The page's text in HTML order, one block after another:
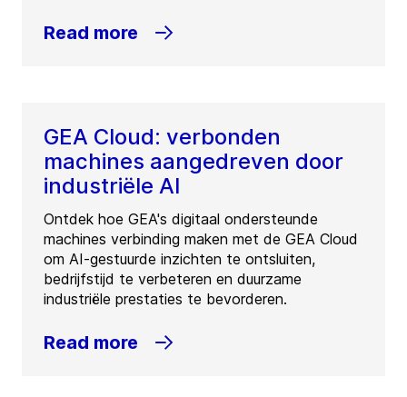
Read more
GEA Cloud: verbonden
machines aangedreven door
industriële AI
Ontdek hoe GEA's digitaal ondersteunde
machines verbinding maken met de GEA Cloud
om AI-gestuurde inzichten te ontsluiten,
bedrijfstijd te verbeteren en duurzame
industriële prestaties te bevorderen.
Read more